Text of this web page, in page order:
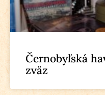
Černobyľská
zväz